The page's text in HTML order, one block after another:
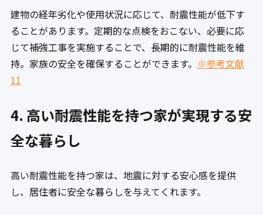
建物の経年劣化や使用状況に応じて、耐震性能が低下す
ることがあります。定期的な点検をおこない、必要に応
じて補強工事を実施することで、長期的に耐震性能を維
持。家族の安全を確保することができます。 ※参考文献
11
4. 高い耐震性能を持つ家が実現する安
全な暮らし
高い耐震性能を持つ家は、地震に対する安心感を提供
し、居住者に安全な暮らしを与えてくれます。